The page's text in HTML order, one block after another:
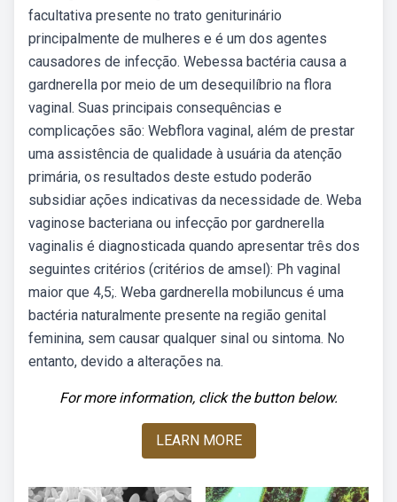
facultativa presente no trato geniturinário
principalmente de mulheres e é um dos agentes
causadores de infecção. Webessa bactéria causa a
gardnerella por meio de um desequilíbrio na flora
vaginal. Suas principais consequências e
complicações são: Webflora vaginal, além de prestar
uma assistência de qualidade à usuária da atenção
primária, os resultados deste estudo poderão
subsidiar ações indicativas da necessidade de. Weba
vaginose bacteriana ou infecção por gardnerella
vaginalis é diagnosticada quando apresentar três dos
seguintes critérios (critérios de amsel): Ph vaginal
maior que 4,5;. Weba gardnerella mobiluncus é uma
bactéria naturalmente presente na região genital
feminina, sem causar qualquer sinal ou sintoma. No
entanto, devido a alterações na.
For more information, click the button below.
LEARN MORE